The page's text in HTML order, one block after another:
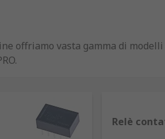
offriamo vasta gamma di
elettromagnetici alimentati da
maggiore.
Relè